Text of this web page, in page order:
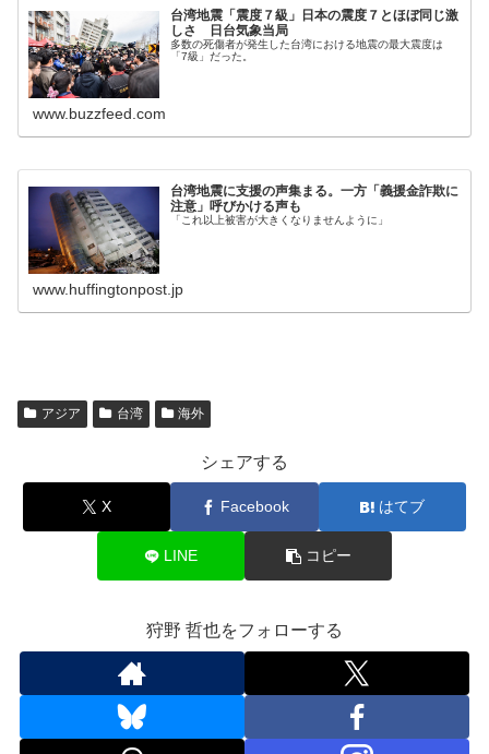
台湾地震「震度７級」日本の震度７とほぼ同じ激
しさ 日台気象当局
多数の死傷者が発生した台湾における地震の最大震度は
「7級」だった。
www.buzzfeed.com
台湾地震に支援の声集まる。一方「義援金詐欺に
注意」呼びかける声も
「これ以上被害が大きくなりませんように」
www.huffingtonpost.jp
アジア 台湾 海外
シェアする
X Facebook はてブ
LINE コピー
狩野 哲也をフォローする